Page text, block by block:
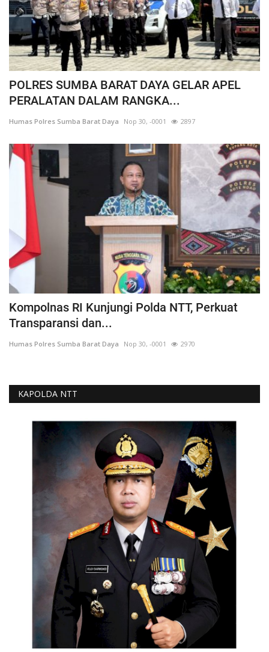
POLRES SUMBA BARAT DAYA GELAR APEL
PERALATAN DALAM RANGKA...
Humas Polres Sumba Barat Daya Nop 30, -0001 2897
Kompolnas RI Kunjungi Polda NTT, Perkuat
Transparansi dan...
Humas Polres Sumba Barat Daya Nop 30, -0001 2970
KAPOLDA NTT